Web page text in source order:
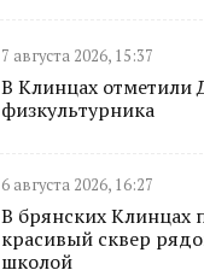
7 августа 2026, 15:37
В Клинцах отметили
физкультурника
6 августа 2026, 16:27
В брянских Клинцах
красивый сквер
школой